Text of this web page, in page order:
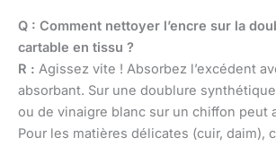
Q : Comment nettoyer l’encre sur la
cartable en tissu ?
R : Agissez vite ! Absorbez l’excédent
absorbant. Sur une doublure
ou de vinaigre blanc sur un chiffon peut
Pour les matières délicates (cuir, daim),